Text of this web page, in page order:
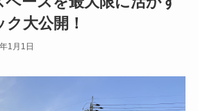
大公開！
1月1日